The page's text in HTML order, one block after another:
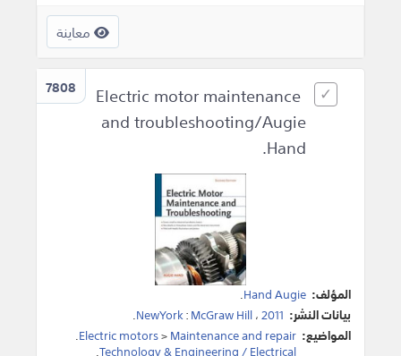
معاينة
7808
Electric motor maintenance
and troubleshooting/Augie
Hand.
المؤلف: Hand Augie
.
بيانات النشر:
NewYork:McGraw Hill،2011
.
المواضيع:
Electric motors>Maintenance and repair
.
Technology & Engineering / Electrical
.